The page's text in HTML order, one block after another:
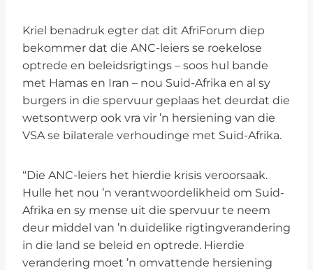
Kriel benadruk egter dat dit AfriForum diep
bekommer dat die ANC-leiers se roekelose
optrede en beleidsrigtings – soos hul bande
met Hamas en Iran – nou Suid-Afrika en al sy
burgers in die spervuur geplaas het deurdat die
wetsontwerp ook vra vir ’n hersiening van die
VSA se bilaterale verhoudinge met Suid-Afrika.
“Die ANC-leiers het hierdie krisis veroorsaak.
Hulle het nou ’n verantwoordelikheid om Suid-
Afrika en sy mense uit die spervuur te neem
deur middel van ’n duidelike rigtingverandering
in die land se beleid en optrede. Hierdie
verandering moet ’n omvattende hersiening